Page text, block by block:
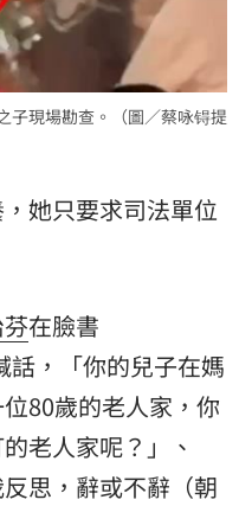
子現場勘查。（圖／蔡咏锝提
她只要求司法單位
在臉書
話，「你的兒子在媽
80歲的老人家，你
老人家呢？」、
思，辭或不辭（朝